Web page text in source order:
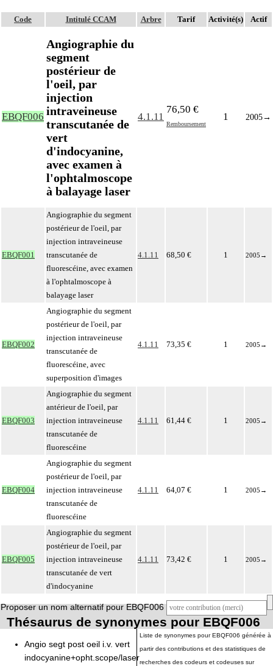
Code Intitulé CCAM Arbre Tarif Activité(s) Actif
EBQF006
Angiographie du
segment
postérieur de
l'oeil, par
injection
intraveineuse
transcutanée de
vert
d'indocyanine,
avec examen à
l'ophtalmoscope
à balayage laser
4.1.11
76,50 €
Remboursement
1 2005→
EBQF001
Angiographie du segment
postérieur de l'oeil, par
injection intraveineuse
transcutanée de
fluorescéine, avec examen
à l'ophtalmoscope à
balayage laser
4.1.11 68,50 € 1 2005 →
EBQF002
Angiographie du segment
postérieur de l'oeil, par
injection intraveineuse
transcutanée de
fluorescéine, avec
superposition d'images
4.1.11 73,35 € 1 2005 →
EBQF003
Angiographie du segment
antérieur de l'oeil, par
injection intraveineuse
transcutanée de
fluorescéine
4.1.11 61,44 € 1 2005 →
EBQF004
Angiographie du segment
postérieur de l'oeil, par
injection intraveineuse
transcutanée de
fluorescéine
4.1.11 64,07 € 1 2005 →
EBQF005
Angiographie du segment
postérieur de l'oeil, par
injection intraveineuse
transcutanée de vert
d'indocyanine
4.1.11 73,42 € 1 2005 →
Proposer un nom alternatif pour EBQF006
Thésaurus de synonymes pour EBQF006
Angio segt post oeil i.v. vert
indocyanine+opht.scope/laser
Liste de synonymes pour EBQF006 générée à
partir des contributions et des statistiques de
recherches des codeurs et codeuses sur